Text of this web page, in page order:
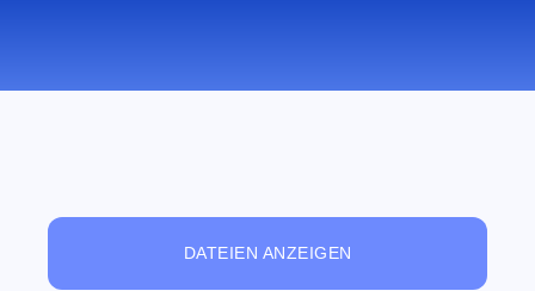
DATEIEN ANZEIGEN